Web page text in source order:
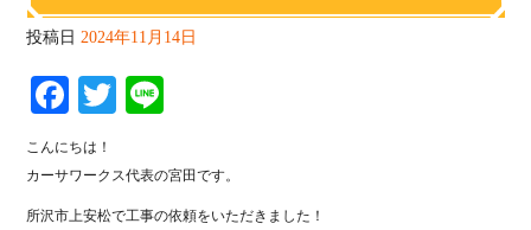
投稿日 2024年11月14日
Fa
ce
bo
ok
T
tte
r
こんにちは！
カーサワークス代表の宮田です。
所沢市上安松で工事の依頼をいただきました！